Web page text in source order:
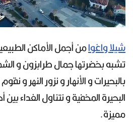
شيلا واغوامن أجمل الأماكن
تشبه بخضرتها جمال طرابزون و
بالبحيرات و الأنهار و نزور النهر و
البحيرة المخفية و نتناول الغداء
مميزة.